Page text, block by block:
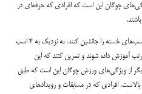
چوگان این است که افرادی که حرفه‌ای در
زیاد تر ورزشکاران چوگان، برای این که بتوانند اسب‌های خسته را جانشین کنند، به نزدیک به ۴ اسب
آموزش داده شوند و تمرین کنند که این
از ویژگی‌های ورزش چوگان این است که طبق
افرادی که در مسابقات و رویدادهای